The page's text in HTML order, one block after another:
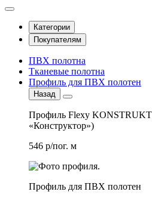
Категории
Покупателям
ПВХ полотна
Тканевые полотна
Профиль для ПВХ полотен
Назад
Профиль Flexy
«Конструктор»)
546 р/пог. м
Профиль для ПВХ полотен